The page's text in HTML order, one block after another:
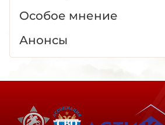
Особое мнение
Анонсы